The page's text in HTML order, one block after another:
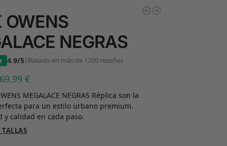
OWENS
NEGRAS
4.9/5| Basado en más de 1200 reseñas
69,99€
MEGALACE NEGRAS Réplica son la
para un estilo urbano premium.
y calidad en cada paso.